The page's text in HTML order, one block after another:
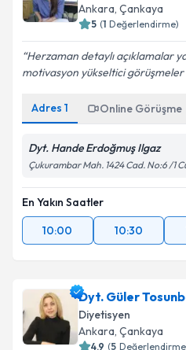
Ankara, Çankaya
5 (1 Değerlendirme)
Herzaman detaylı açıklamalar
motivasyon yükseltici görüşmeler
Adres 1 Online Görüşme
Dyt. Hande Erdoğmuş Ilgaz
Çukurambar Mah. 1424 Cad. No:6 /1
En Yakın Saatler
10:00
10:30
Dyt. Güler
Diyetisyen
Ankara, Çankaya
4.9 (5